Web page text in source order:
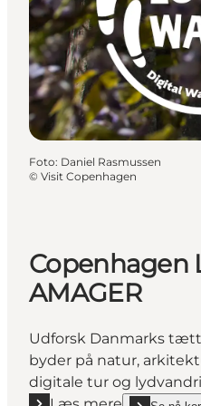
Foto: Daniel Rasmussen
© Visit Copenhagen
Copenhagen
AMAGER
Udforsk Danmarks
byder på natur,
digitale tur og